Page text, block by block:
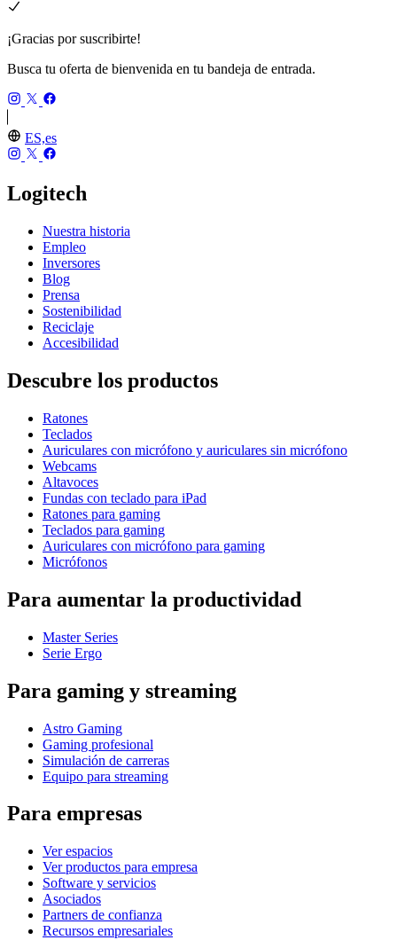
¡Gracias por suscribirte!
Busca tu oferta de bienvenida en tu bandeja de entrada.
ES,es
Logitech
Nuestra historia
Empleo
Inversores
Blog
Prensa
Sostenibilidad
Reciclaje
Accesibilidad
Descubre los productos
Ratones
Teclados
Auriculares con micrófono y auriculares sin micrófono
Webcams
Altavoces
Fundas con teclado para iPad
Ratones para gaming
Teclados para gaming
Auriculares con micrófono para gaming
Micrófonos
Para aumentar la productividad
Master Series
Serie Ergo
Para gaming y streaming
Astro Gaming
Gaming profesional
Simulación de carreras
Equipo para streaming
Para empresas
Ver espacios
Ver productos para empresa
Software y servicios
Asociados
Partners de confianza
Recursos empresariales